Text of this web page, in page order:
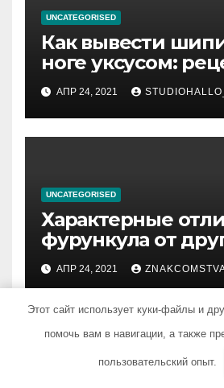
UNCATEGORISED
Как вывести
ноге уксусом:
приготовления
компрессов и
АПР 24, 2021 STUDIOHALLO_
UNCATEGORISED
Характерные
фурункула от
заболеваний
АПР 24, 2021
Добавить
Этот сайт использует куки-файлы и
помочь вам в навигации, а также
пользовательский опыт.